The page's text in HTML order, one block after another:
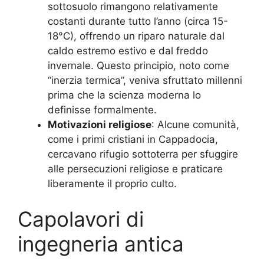
sottosuolo rimangono relativamente
costanti durante tutto l’anno (circa 15-
18°C), offrendo un riparo naturale dal
caldo estremo estivo e dal freddo
invernale. Questo principio, noto come
“inerzia termica”, veniva sfruttato millenni
prima che la scienza moderna lo
definisse formalmente.
Motivazioni religiose: Alcune comunità,
come i primi cristiani in Cappadocia,
cercavano rifugio sottoterra per sfuggire
alle persecuzioni religiose e praticare
liberamente il proprio culto.
Capolavori di
ingegneria antica